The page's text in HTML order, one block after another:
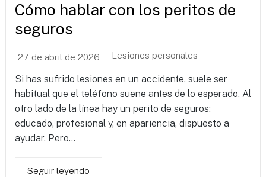
Cómo hablar con los peritos de
seguros
27 de abril de 2026 Lesiones personales
Si has sufrido lesiones en un accidente, suele ser
habitual que el teléfono suene antes de lo esperado. Al
otro lado de la línea hay un perito de seguros:
educado, profesional y, en apariencia, dispuesto a
ayudar. Pero...
Seguir leyendo